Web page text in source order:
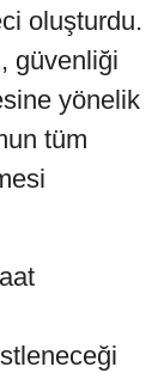
oluşturdu.
güvenliği
yönelik
tüm